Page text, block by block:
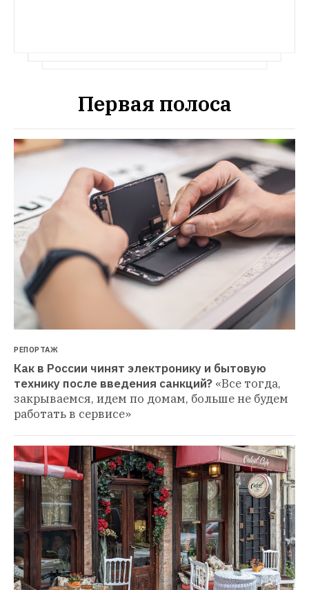
Первая полоса
РЕПОРТАЖ
Как в России чинят электронику и бытовую
технику после введения санкций? «Все тогда,
закрываемся, идем по домам, больше не будем
работать в сервисе»